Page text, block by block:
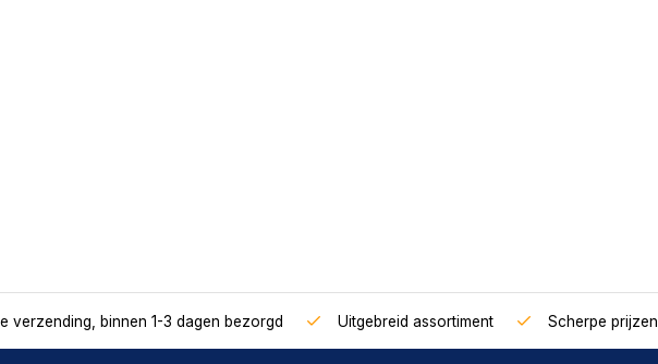
verzending, binnen 1-3 dagen bezorgd Uitgebreid assortiment Scherpe prijzen